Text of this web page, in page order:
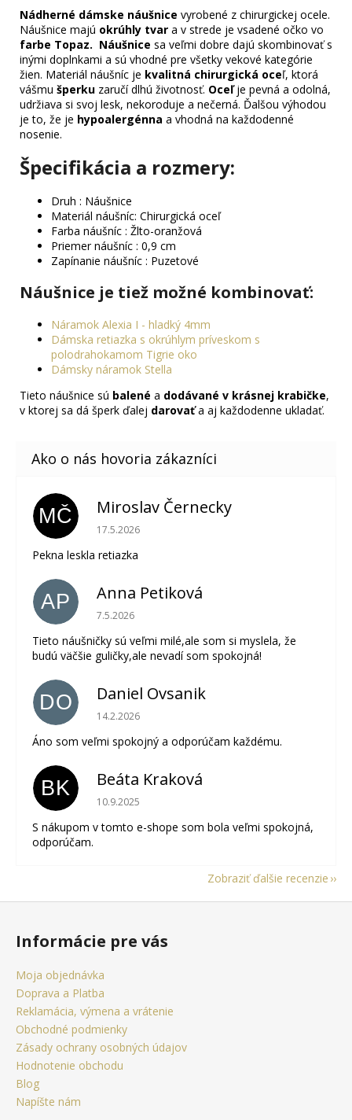
Nádherné dámske náušnice vyrobené z chirurgickej ocele.
Náušnice majú okrúhly tvar a v strede je vsadené očko vo
farbe Topaz. Náušnice sa veľmi dobre dajú skombinovať s
inými doplnkami a sú vhodné pre všetky vekové kategórie
žien. Materiál náušníc je kvalitná chirurgická oceľ, ktorá
vášmu šperku zaručí dlhú životnosť. Oceľje pevná a odolná,
udržiava si svoj lesk, nekoroduje a nečerná. Ďalšou výhodou
je to, že je hypoalergénna a vhodná na každodenné
nosenie.
Špecifikácia a rozmery:
Druh : Náušnice
Materiál náušníc: Chirurgická oceľ
Farba náušníc : Žlto-oranžová
Priemer náušníc : 0,9 cm
Zapínanie náušníc : Puzetové
Náušnice je tiež možné kombinovať:
Náramok Alexia I - hladký 4mm
Dámska retiazka s okrúhlym príveskom s
polodrahokamom Tigrie oko
Dámsky náramok Stella
Tieto náušnice sú balené a dodávané v krásnej krabičke,
v ktorej sa dá šperk ďalej darovaťa aj každodenne ukladať.
MČ Miroslav Černecky
Hodnotenie obchodu je 5 z 5 hviezdičiek.
17.5.2026
Pekna leskla retiazka
AP Anna Petiková
Hodnotenie obchodu je 5 z 5 hviezdičiek.
7.5.2026
Tieto náušničky sú veľmi milé,ale som si myslela, že
budú väčšie guličky,ale nevadí som spokojná!
DO Daniel Ovsanik
Hodnotenie obchodu je 5 z 5 hviezdičiek.
14.2.2026
Áno som veľmi spokojný a odporúčam každému.
BK Beáta Kraková
Hodnotenie obchodu je 5 z 5 hviezdičiek.
10.9.2025
S nákupom v tomto e-shope som bola veľmi spokojná,
odporúčam.
Zobraziť ďalšie recenzie
RETIAZKY
18,77
€
Informácie pre vás
Moja objednávka
Doprava a Platba
Reklamácia, výmena a vrátenie
Obchodné podmienky
Zásady ochrany osobných údajov
Hodnotenie obchodu
Blog
Napíšte nám